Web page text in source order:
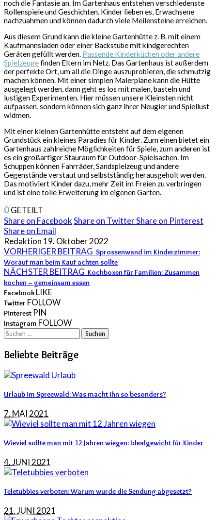
noch die Fantasie an. Im Gartenhaus entstehen verschiedenste
Rollenspiele und Geschichten. Kinder lieben es, Erwachsene
nachzuahmen und können dadurch viele Meilensteine erreichen.
Aus diesem Grund kann die kleine Gartenhütte z. B. mit einem
Kaufmannsladen oder einer Backstube mit kindgerechten
Geräten gefüllt werden. Passende Kinderküchen oder andere
Spielzeugefinden Eltern im Netz. Das Gartenhaus ist außerdem
der perfekte Ort, um all die Dinge auszuprobieren, die schmutzig
machen können. Mit einer simplen Malerplane kann die Hütte
ausgelegt werden, dann geht es los mit malen, basteln und
lustigen Experimenten. Hier müssen unsere Kleinsten nicht
aufpassen, sondern können sich ganz ihrer Neugier und Spiellust
widmen.
Mit einer kleinen Gartenhütte entsteht auf dem eigenen
Grundstück ein kleines Paradies für Kinder. Zum einen bietet ein
Gartenhaus zahlreiche Möglichkeiten für Spiele, zum anderen ist
es ein großartiger Stauraum für Outdoor-Spielsachen. Im
Schuppen können Fahrräder, Sandspielzeug und andere
Gegenstände verstaut und selbstständig herausgeholt werden.
Das motiviert Kinder dazu, mehr Zeit im Freien zu verbringen
und ist eine tolle Erweiterung im eigenen Garten.
0GETEILT
Share on FacebookShare on TwitterShare on Pinterest
Share on Email
Redaktion 19. Oktober 2022
VORHERIGER BEITRAG Sprossenwand im Kinderzimmer:
Worauf man beim Kauf achten sollte
NÄCHSTER BEITRAG Kochboxen für Familien: Zusammen
kochen – gemeinsam essen
Facebook LIKE
Twitter FOLLOW
Pinterest PIN
Instagram FOLLOW
Suchen
Beliebte Beiträge
Urlaub im Spreewald: Was macht ihn so besonders?
7. MAI 2021
Wieviel sollte man mit 12 Jahren wiegen: Idealgewicht für Kinder
4. JUNI 2021
Teletubbies verboten: Warum wurde die Sendung abgesetzt?
21. JUNI 2021